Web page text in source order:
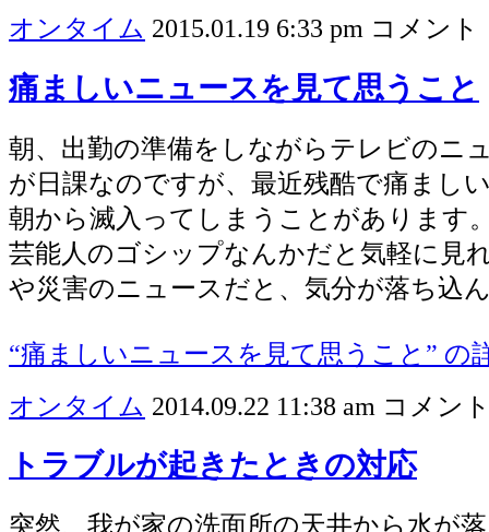
オンタイム 2015.01.19 6:33 pm コメント
痛ましいニュースを見て思うこと
朝、出勤の準備をしながらテレビのニ
が日課なのですが、最近残酷で痛まし
朝から滅入ってしまうことがあります
芸能人のゴシップなんかだと気軽に見
や災害のニュースだと、気分が落ち込
“痛ましいニュースを見て思うこと” の
オンタイム 2014.09.22 11:38 am コメン
トラブルが起きたときの対応
突然、我が家の洗面所の天井から水が